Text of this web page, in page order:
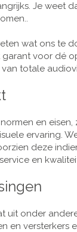
Je weet
wat ons te
voor dé
totale
en
ervaring.
deze
en
uit onder
en versterkers